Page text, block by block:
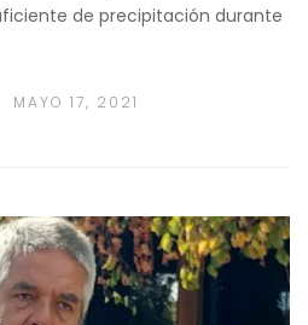
de precipitación durante
MAYO 17, 2021